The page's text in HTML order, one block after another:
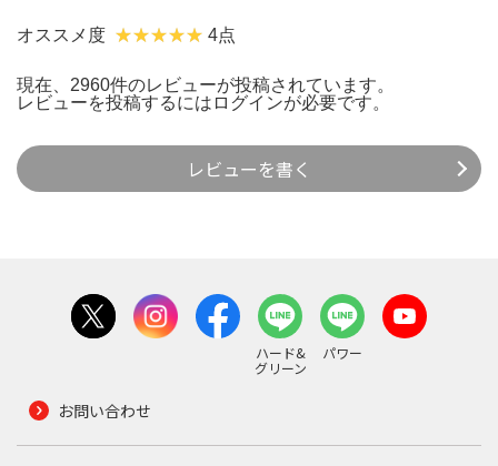
オススメ度 4点
現在、2960件のレビューが投稿されています。
レビューを投稿するには ログインが必要です。
レビューを書く
ハード&
グリーン
パワー
お問い合わせ